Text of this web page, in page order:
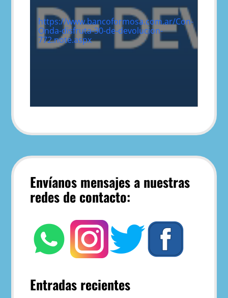
https://www.bancoformosa.com.ar/Con-
Onda-disfruta-30-de-devolucion-
772.note.aspx
Envíanos mensajes a nuestras
redes de contacto:
Entradas recientes